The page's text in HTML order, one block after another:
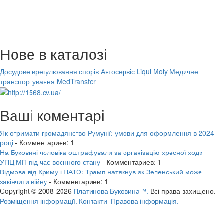
Нове в каталозі
Досудове врегулювання спорів Автосервіс Liqui Moly Медичне
транспортування MedTransfer
Ваші коментарі
Як отримати громадянство Румунії: умови для оформлення в 2024
році - Комментариев: 1
На Буковині чоловіка оштрафували за організацію хресної ходи
УПЦ МП під час воєнного стану - Комментариев: 1
Відмова від Криму і НАТО: Трамп натякнув як Зеленський може
закінчити війну - Комментариев: 1
Copyright © 2008-2026 Платинова Буковина™. Всі права захищено.
Розміщення інформації. Контакти. Правова інформація.